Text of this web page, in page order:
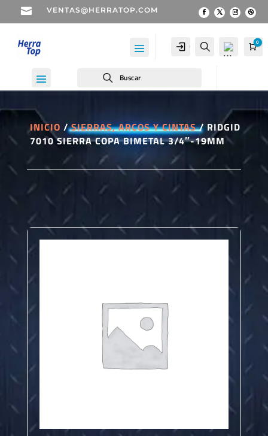
 VENTAS@HERRATOP.COM
Cuenta Buscar
Wis
-0
0
Buscar
INICIO /SIERRAS, ARCOS Y CINTAS/ RIDGID
7010 SIERRA COPA BIMETAL 3/4″-19MM